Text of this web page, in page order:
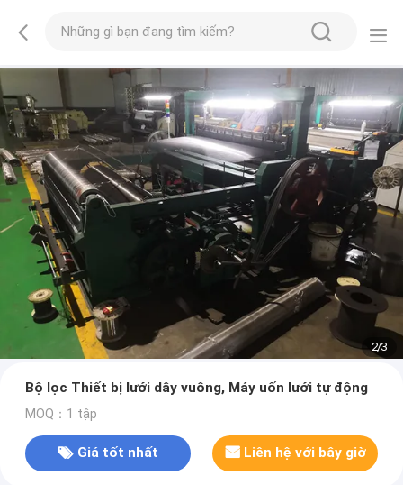
2/3
Bộ lọc Thiết bị lưới dây vuông, Máy uốn lưới tự động
MOQ：1 tập
Giá tốt nhất Liên hệ với bây giờ